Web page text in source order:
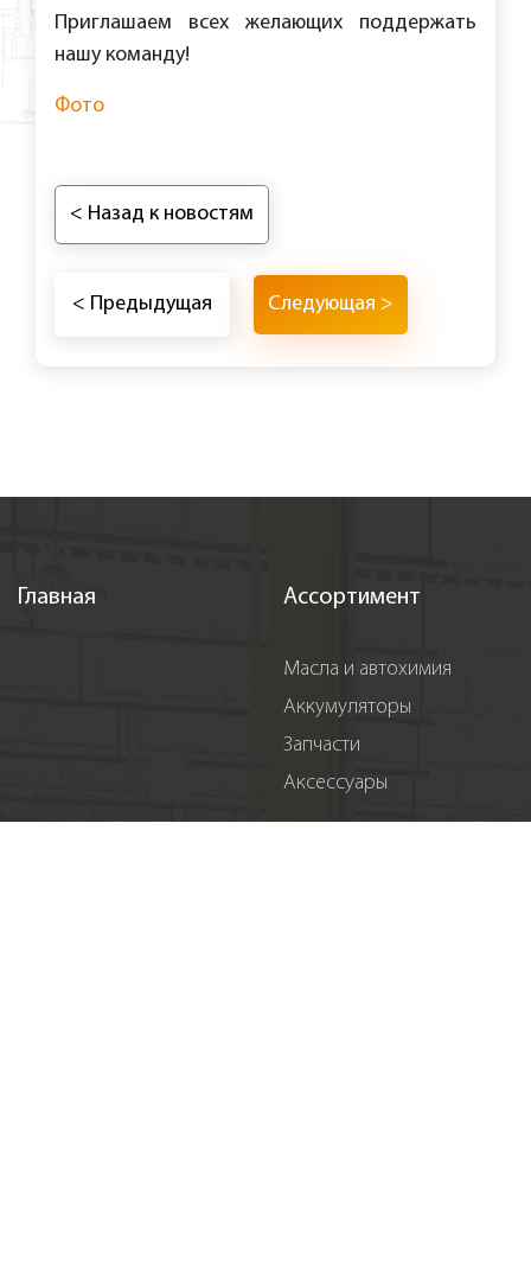
Приглашаем всех желающих поддержать
нашу команду!
Фото
< Назад к новостям
< Предыдущая Следующая >
Главная Ассортимент
Масла и автохимия
Аккумуляторы
Запчасти
Аксессуары